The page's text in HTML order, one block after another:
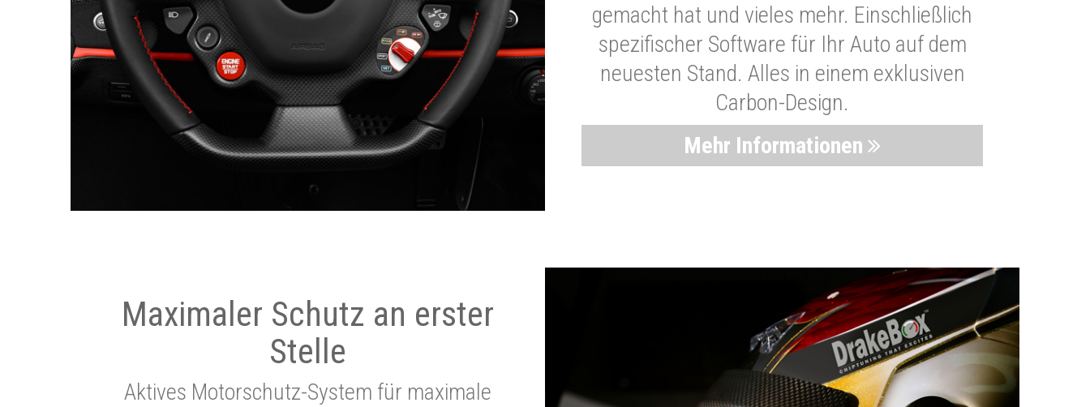
gemacht hat und vieles mehr. Einschließlich
spezifischer Software für Ihr Auto auf dem
neuesten Stand. Alles in einem exklusiven
Carbon-Design.
Mehr Informationen
Maximaler Schutz an erster
Stelle
Aktives Motorschutz-System für maximale